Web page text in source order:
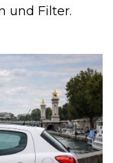
und Filter.